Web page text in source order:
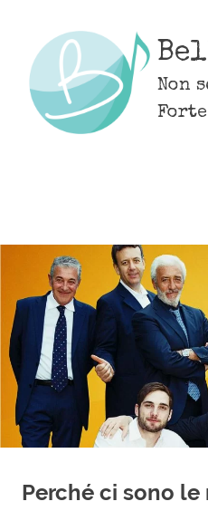
content
Non
Perché ci sono